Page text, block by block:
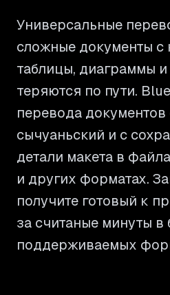
Универсальные
сложные документы с
таблицы, диаграммы
теряются по пути.
перевода документов
сычуаньский и с
детали макета в
и других форматах.
получите готовый к
за считаные минуты в
поддерживаемых